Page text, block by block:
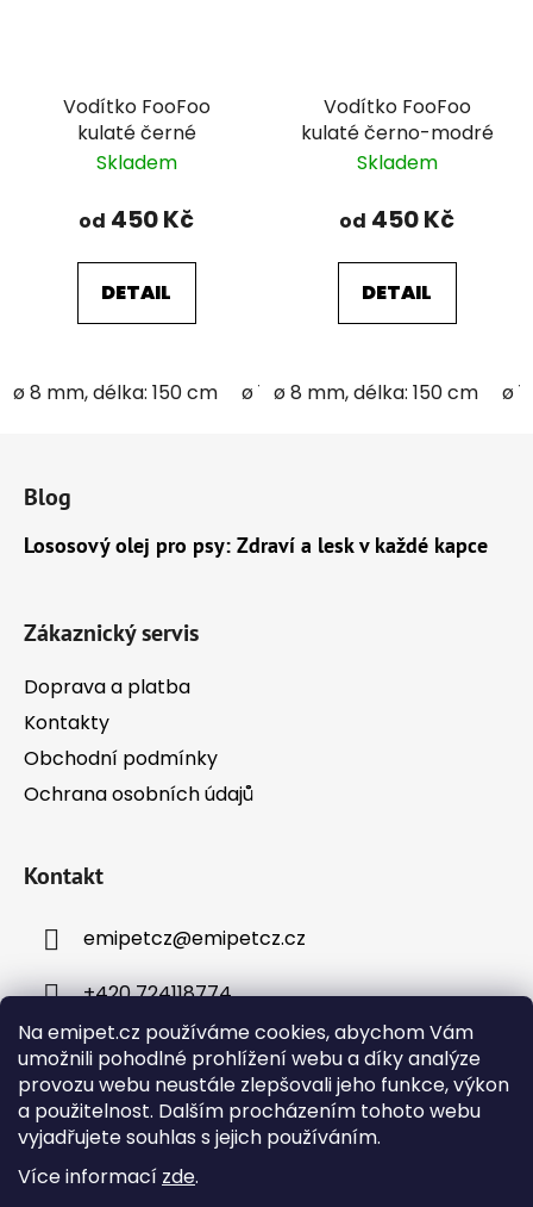
Na emipet.cz používáme cookies, abychom Vám
umožnili pohodlné prohlížení webu a díky analýze
provozu webu neustále zlepšovali jeho funkce, výkon
a použitelnost. Dalším procházením tohoto webu
vyjadřujete souhlas s jejich používáním.
Více informací zde.
Vodítko FooFoo
kulaté černé
Skladem
od 450 Kč
DETAIL
ø 8 mm, délka: 150 cm ø 12 mm; délka: 150 cm
Vodítko FooFoo
kulaté černo-modré
Skladem
od 450 Kč
DETAIL
ø 8 mm, délka: 150 cm ø
Blog
Lososový olej pro psy: Zdraví a lesk v každé kapce
Zákaznický servis
Doprava a platba
Kontakty
Obchodní podmínky
Ochrana osobních údajů
Kontakt
emipetcz@emipetcz.cz
+420 724118774
Instagram